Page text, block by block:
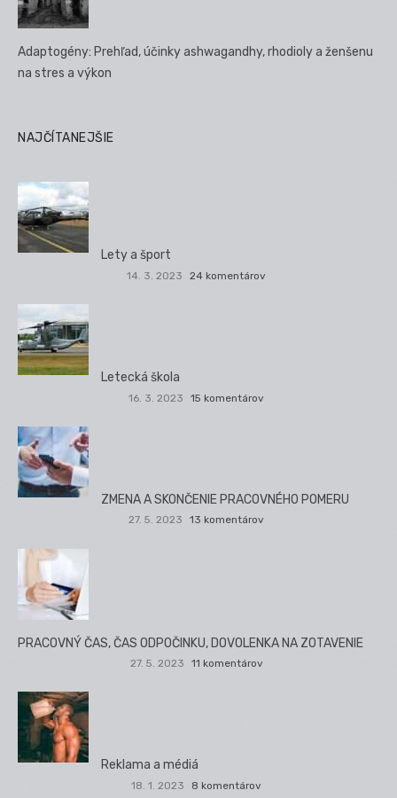
Adaptogény: Prehľad, účinky ashwagandhy, rhodioly a ženšenu
na stres a výkon
NAJČÍTANEJŠIE
Lety a šport
14. 3. 2023 24 komentárov
Letecká škola
16. 3. 2023 15 komentárov
ZMENA A SKONČENIE PRACOVNÉHO POMERU
27. 5. 2023 13 komentárov
PRACOVNÝ ČAS, ČAS ODPOČINKU, DOVOLENKA NA ZOTAVENIE
27. 5. 2023 11 komentárov
Reklama a médiá
18. 1. 2023 8 komentárov